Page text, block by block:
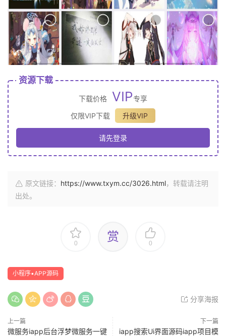
资源下载
下载价格 VIP专享
仅限VIP下载
升级VIP
请先登录
原文链接： https://www.txym.cc/3026.html，转载请注明
出处。
0 赏 0
小程序▪APP源码
分享海报
上一篇
微服务iapp后台浮梦微服务一键
下一篇
iapp搜索Ui界面源码iapp项目模